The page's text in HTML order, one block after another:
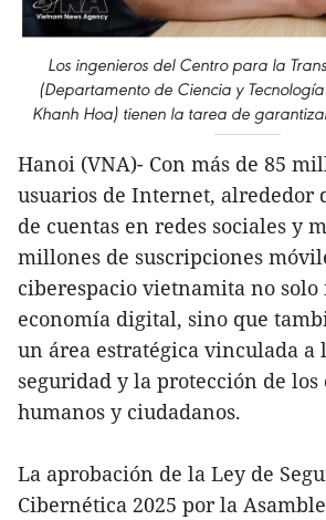
Los ingenieros del Centro para la
(Departamento de Ciencia y
Khanh Hoa) tienen la tarea de
Hanoi (VNA)- Con más de 85
usuarios de Internet, alrededor
de cuentas en redes sociales y
millones de suscripciones
ciberespacio vietnamita no
economía digital, sino que
un área estratégica vinculada a
seguridad y la protección de los
humanos y ciudadanos.
La aprobación de la Ley de
Cibernética 2025 por la